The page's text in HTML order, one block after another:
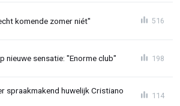
komende zomer niét" 516
nieuwe sensatie: "Enorme club" 198
spraakmakend huwelijk Cristiano
114